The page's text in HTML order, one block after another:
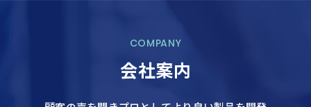
COMPANY
会社案内